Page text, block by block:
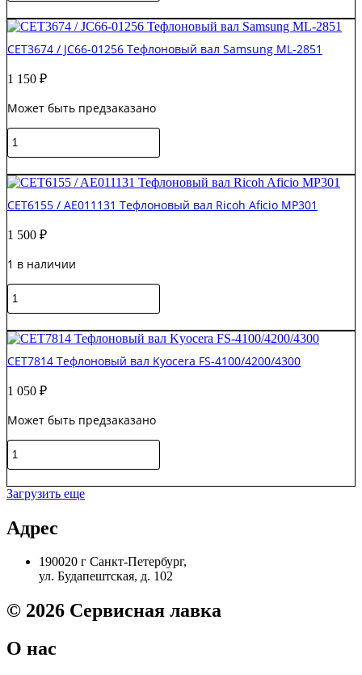
Тефлоновый
вал
(FK-
150)
KYOCERA
1030MFP/1130MFP/1035MFP
CET3674 / JC66-01256 Тефлоновый вал Samsung ML-2851
1 150 ₽
Может быть предзаказано
Количество
товара
/
JC66-
01256
вал
ML-
CET6155 / AE011131 Тефлоновый вал Ricoh Aficio MP301
1 500 ₽
1 в наличии
Количество
товара
/
AE011131
Тефлоновый
Ricoh
MP301
CET7814 Тефлоновый вал Kyocera FS-4100/4200/4300
1 050 ₽
Может быть предзаказано
Количество
товара
Тефлоновый
вал
Kyocera
FS-
Загрузить еще
Адрес
190020 г Санкт-Петербург,
ул. Будапештская, д. 102
© 2026 Сервисная лавка
О нас